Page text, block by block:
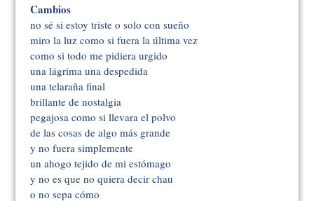
Cambios
no sé si estoy triste o solo con sueño
miro la luz como si fuera la última vez
como si todo me pidiera urgido
una lágrima una despedida
una telaraña final
brillante de nostalgia
pegajosa como si llevara el polvo
de las cosas de algo más grande
y no fuera simplemente
un ahogo tejido de mi estómago
y no es que no quiera decir chau
o no sepa cómo